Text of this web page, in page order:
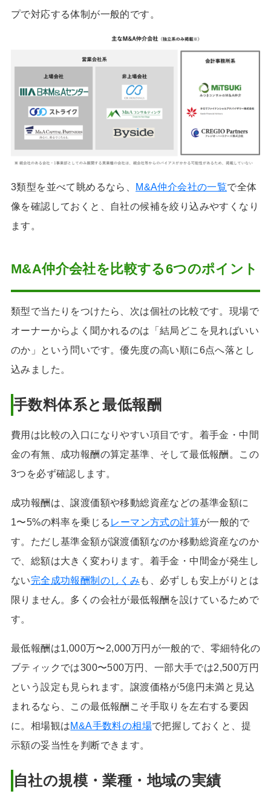
プで対応する体制が一般的です。
3類型を並べて眺めるなら、 M&A仲介会社の一覧で全体
像を確認しておくと、自社の候補を絞り込みやすくなり
ます。
M&A仲介会社を比較する6つのポイント
類型で当たりをつけたら、次は個社の比較です。現場で
オーナーからよく聞かれるのは「結局どこを見ればいい
のか」という問いです。優先度の高い順に6点へ落とし
込みました。
手数料体系と最低報酬
費用は比較の入口になりやすい項目です。着手金・中間
金の有無、成功報酬の算定基準、そして最低報酬。この
3つを必ず確認します。
成功報酬は、譲渡価額や移動総資産などの基準金額に
1〜5%の料率を乗じる レーマン方式の計算が一般的で
す。ただし基準金額が譲渡価額なのか移動総資産なのか
で、総額は大きく変わります。着手金・中間金が発生し
ない完全成功報酬制のしくみ も、必ずしも安上がりとは
限りません。多くの会社が最低報酬を設けているためで
す。
最低報酬は1,000万〜2,000万円が一般的で、零細特化の
ブティックでは300〜500万円、一部大手では2,500万円
という設定も見られます。譲渡価格が5億円未満と見込
まれるなら、この最低報酬こそ手取りを左右する要因
に。相場観はM&A手数料の相場で把握しておくと、提
示額の妥当性を判断できます。
自社の規模・業種・地域の実績